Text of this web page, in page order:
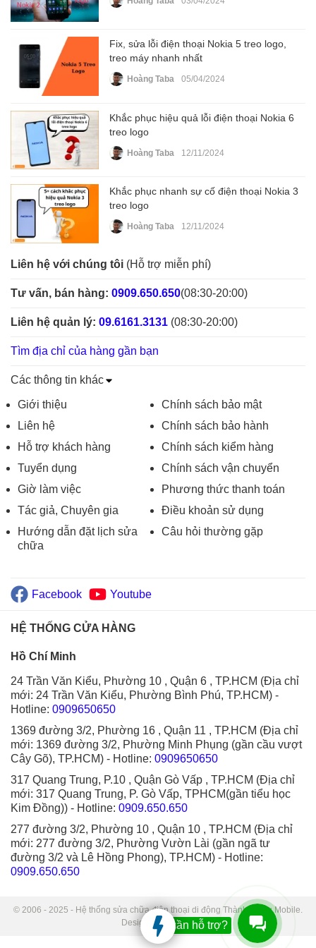
Fix, sửa lỗi điện thoại Nokia 5 treo logo,
treo máy nhanh nhất
Hoàng Taba 05/04/2024
Khắc phục hiệu quả lỗi điện thoại Nokia 6
treo logo
Hoàng Taba 12/11/2024
Khắc phục nhanh sự cố điện thoại Nokia 3
treo logo
Hoàng Taba 12/11/2024
Liên hệ với chúng tôi (Hỗ trợ miễn phí)
Tư vấn, bán hàng: 0909.650.650(08:30-20:00)
Liên hệ quản lý: 09.6161.3131 (08:30-20:00)
Tìm địa chỉ của hàng gần bạn
Các thông tin khác
Giới thiệu
Liên hệ
Hỗ trợ khách hàng
Tuyển dụng
Giờ làm việc
Tác giả, Chuyên gia
Hướng dẫn đặt lịch sửa
chữa
Chính sách bảo mật
Chính sách bảo hành
Chính sách kiểm hàng
Chính sách vận chuyển
Phương thức thanh toán
Điều khoản sử dụng
Câu hỏi thường gặp
Facebook Youtube
HỆ THỐNG CỬA HÀNG
Hồ Chí Minh
24 Trần Văn Kiểu, Phường 10 , Quận 6 , TP.HCM (Địa chỉ
mới: 24 Trần Văn Kiểu, Phường Bình Phú, TP.HCM) -
Hotline: 0909650650
1369 đường 3/2, Phường 16 , Quận 11 , TP.HCM (Địa chỉ
mới: 1369 đường 3/2, Phường Minh Phụng (gần cầu vượt
Cây Gõ), TP.HCM) - Hotline: 0909650650
317 Quang Trung, P.10 , Quận Gò Vấp , TP.HCM (Địa chỉ
mới: 317 Quang Trung, P. Gò Vấp, TPHCM(gần tiểu học
Kim Đồng)) - Hotline: 0909.650.650
277 đường 3/2, Phường 10 , Quận 10 , TP.HCM (Địa chỉ
mới: 277 đường 3/2, Phường Vườn Lài (gần ngã tư
đường 3/2 và Lê Hồng Phong), TP.HCM) - Hotline:
0909.650.650
© 2006 - 2025 - Hệ thống sửa chữa điện thoại di động Thành Trung Mobile.
Designed by Sudo.
Bạn cần hỗ trợ?